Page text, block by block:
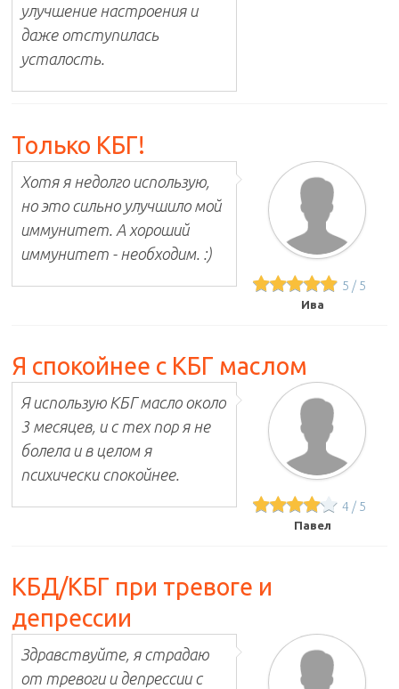
улучшение настроения и
даже отступилась
усталость.
Только КБГ!
Хотя я недолго использую,
но это сильно улучшило мой
иммунитет. А хороший
иммунитет - необходим. :)
5 / 5
Ива
Я спокойнее с КБГ маслом
Я использую КБГ масло около
3 месяцев, и с тех пор я не
болела и в целом я
психически спокойнее.
4 / 5
Павел
КБД/КБГ при тревоге и
депрессии
Здравствуйте, я страдаю
от тревоги и депрессии с